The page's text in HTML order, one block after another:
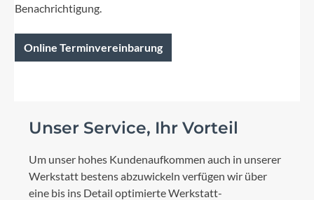
Benachrichtigung.
Online Terminvereinbarung
Unser Service, Ihr Vorteil
Um unser hohes Kundenaufkommen auch in unserer
Werkstatt bestens abzuwickeln verfügen wir über
eine bis ins Detail optimierte Werkstatt-